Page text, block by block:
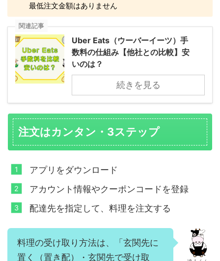
最低注文金額はありません
関連記事
Uber Eats（ウーバーイーツ）手
数料の仕組み【他社との比較】安
いのは？
続きを見る
注文はカンタン・3ステップ
アプリをダウンロード
アカウント情報やクーポンコードを登録
配達先を指定して、料理を注文する
料理の受け取り方法は、「玄関先に
置く（置き配）・玄関先で受け取